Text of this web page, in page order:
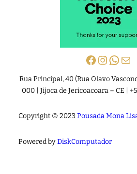
Facebook InstagramWhatsApp E-mail
Rua Principal, 40 (Rua Olavo
000 | Jijoca de Jericoacoara – CE |
Copyright © 2023Pousada Mona
Powered byDiskComputador